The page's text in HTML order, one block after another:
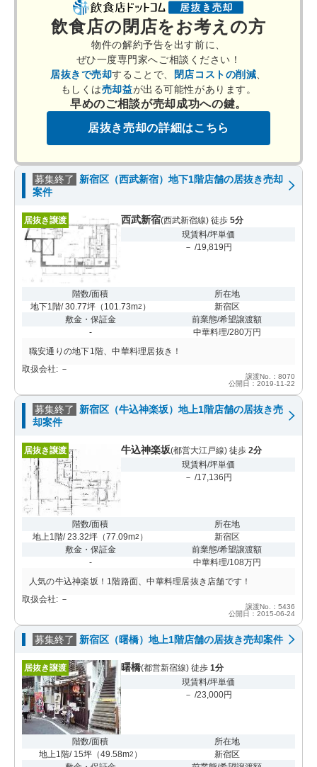
飲食店の閉店をお考えの方
物件の解約予告を出す前に、
ぜひ一度専門家へご相談ください！
居抜きで売却することで、 閉店コストの削減
もしくは売却益が出る可能性があります。
早めのご相談が売却成功への鍵。
居抜き売却の詳細はこちら
募集終了
新宿区（西武新宿）地下1階店舗の居抜き売却
案件
居抜き譲渡 西武新宿(西武新宿線) 徒歩 5分
現賃料/坪単価
－ /19,819円
階数/面積
地下1階/ 30.77坪（ 101.73m2 ）
所在地
新宿区
敷金・保証金
-
前業態/希望譲渡額
中華料理/280万円
職安通りの地下1階、中華料理居抜き！
取扱会社: －
譲渡No.：8070
公開日：2019-11-22
募集終了
新宿区（牛込神楽坂）地上1階店舗の居抜き売
却案件
居抜き譲渡 牛込神楽坂(都営大江戸線) 徒歩 2分
現賃料/坪単価
－ /17,136円
階数/面積
地上1階/ 23.32坪 （77.09m2 ）
所在地
新宿区
敷金・保証金
-
前業態/希望譲渡額
中華料理/108万円
人気の牛込神楽坂！1階路面、中華料理居抜き店舗です！
取扱会社: －
譲渡No.：5436
公開日：2015-06-24
募集終了 新宿区（曙橋）地上1階店舗の居抜き売却案件
居抜き譲渡 曙橋(都営新宿線) 徒歩 1分
現賃料/坪単価
－ /23,000円
階数/面積
地上1階/ 15坪（49.58m2 ）
所在地
新宿区